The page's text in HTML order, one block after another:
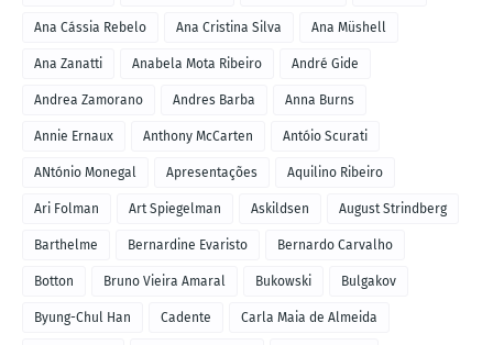
Ana Cássia Rebelo Ana Cristina Silva Ana Müshell
Ana Zanatti Anabela Mota Ribeiro André Gide
Andrea Zamorano Andres Barba Anna Burns
Annie Ernaux Anthony McCarten Antóio Scurati
ANtónio Monegal Apresentações Aquilino Ribeiro
Ari Folman Art Spiegelman Askildsen August Strindberg
Barthelme Bernardine Evaristo Bernardo Carvalho
Botton Bruno Vieira Amaral Bukowski Bulgakov
Byung-Chul Han Cadente Carla Maia de Almeida